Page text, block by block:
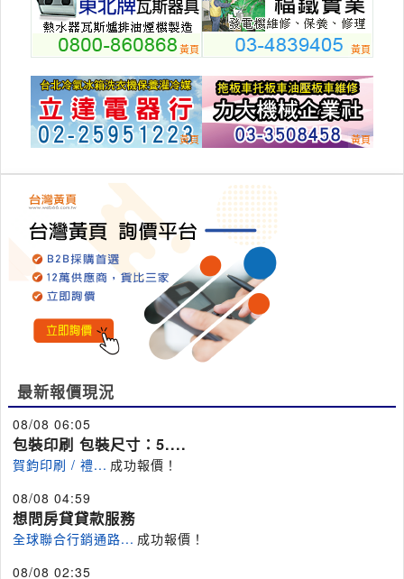
最新報價現況
08/08 06:05
包裝印刷 包裝尺寸：5....
賀鈞印刷 / 禮... 成功報價！
08/08 04:59
想問房貸貸款服務
全球聯合行銷通路... 成功報價！
08/08 02:35